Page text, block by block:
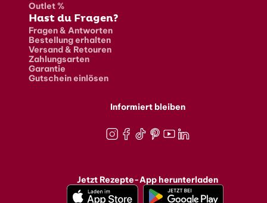
Outlet %
Hast du Fragen?
Fragen & Antworten
Bestellung erhalten
Versand & Retouren
Zahlungsarten
Garantie
Gutschein einlösen
Informiert bleiben
Jetzt Rezepte-App herunterladen